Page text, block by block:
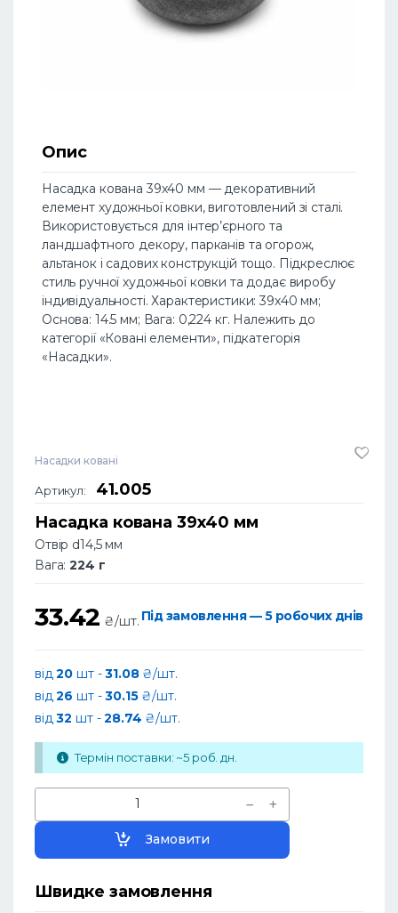
Опис
Насадка кована 39х40 мм — декоративний
елемент художньої ковки, виготовлений зі сталі.
Використовується для інтер’єрного та
ландшафтного декору, парканів та огорож,
альтанок і садових конструкцій тощо. Підкреслює
стиль ручної художньої ковки та додає виробу
індивідуальності. Характеристики: 39х40 мм;
Основа: 14.5 мм; Вага: 0,224 кг. Належить до
категорії «Ковані елементи», підкатегорія
«Насадки».
Насадки ковані
Артикул:
41.005
Насадка кована 39х40 мм
Отвір d14,5 мм
Вага:224 г
33.42 ₴/шт. Під замовлення — 5 робочих днів
від20 шт -31.08₴/шт.
від26 шт -30.15₴/шт.
від32 шт -28.74 ₴/шт.
Термін поставки: ~5 роб. дн.
Замовити
Швидке замовлення